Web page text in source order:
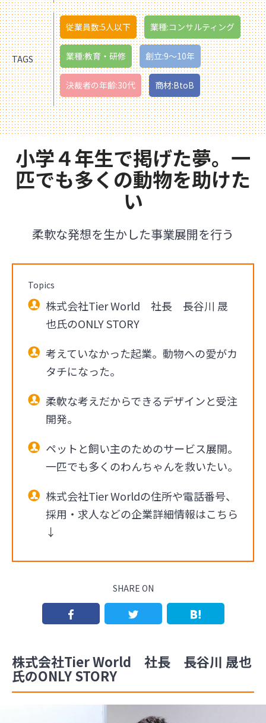
TAGS
従業員数:5人以下 業種:コンサルティング
業種:教育・研修 創立:9〜10年
決裁者の年齢:30代 商材:BtoB
小学４年生で掲げた夢。一
匹でも多くの動物を助けた
い
柔軟な発想を生かした事業展開を行う
Topics
株式会社Tier World 社長 長谷川 晟
也氏のONLY STORY
考えていなかった起業。動物への愛がカ
タチになった。
柔軟な考えだからできるデザインと受注
開発。
ペットと飼い主のためのサービス展開。
一匹でも多くのわんちゃんを救いたい。
株式会社Tier Worldの住所や電話番号、
採用・求人などの企業詳細情報はこちら
↓
SHARE ON
株式会社Tier World 社長 長谷川 晟也
氏のONLY STORY